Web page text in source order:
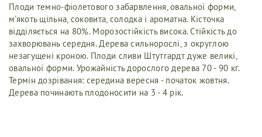
Плоди темно-фіолетового забарвлення, овальної форми,
м'якоть щільна, соковита, солодка і ароматна. Кісточка
відділяється на 80%. Морозостійкість висока. Стійкість до
захворювань середня. Дерева сильнорослі, з округлою
незагущені кроною. Плоди сливи Штутгардт дуже великі,
овальної форми. Урожайність дорослого дерева 70 - 90 кг.
Термін дозрівання: середина вересня - початок жовтня.
Дерева починають плодоносити на 3 - 4 рік.